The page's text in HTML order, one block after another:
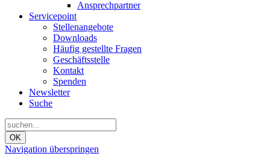
Ansprechpartner
Servicepoint
Stellenangebote
Downloads
Häufig gestellte Fragen
Geschäftsstelle
Kontakt
Spenden
Newsletter
Suche
OK
Navigation überspringen